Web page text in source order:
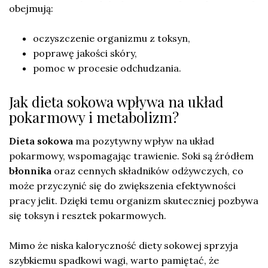
obejmują:
oczyszczenie organizmu z toksyn,
poprawę jakości skóry,
pomoc w procesie odchudzania.
Jak dieta sokowa wpływa na układ
pokarmowy i metabolizm?
Dieta sokowa ma pozytywny wpływ na układ
pokarmowy, wspomagając trawienie. Soki są źródłem
błonnika oraz cennych składników odżywczych, co
może przyczynić się do zwiększenia efektywności
pracy jelit. Dzięki temu organizm skuteczniej pozbywa
się toksyn i resztek pokarmowych.
Mimo że niska kaloryczność diety sokowej sprzyja
szybkiemu spadkowi wagi, warto pamiętać, że